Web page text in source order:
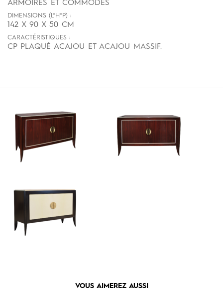
ARMOIRES ET COMMODES
DIMENSIONS (L*H*P) :
142 X 90 X 50 CM
CARACTÉRISTIQUES :
CP PLAQUÉ ACAJOU ET ACAJOU MASSIF.
VOUS AIMEREZ AUSSI